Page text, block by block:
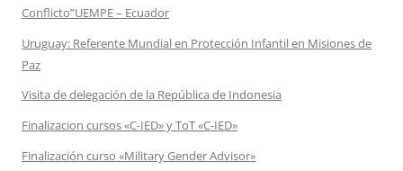
Conflicto”UEMPE – Ecuador
Uruguay: Referente Mundial en Protección Infantil en Misiones de
Paz
Visita de delegación de la República de Indonesia
Finalizacion cursos «C-IED» y ToT «C-IED»
Finalización curso «Military Gender Advisor»